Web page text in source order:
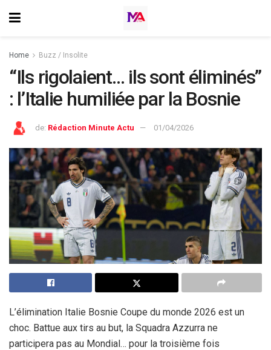
Home Buzz / Insolite
“Ils rigolaient… ils sont éliminés”
: l’Italie humiliée par la Bosnie
de: Rédaction Minute Actu 01/04/2026
L’élimination Italie Bosnie Coupe du monde 2026 est un
choc. Battue aux tirs au but, la Squadra Azzurra ne
participera pas au Mondial… pour la troisième fois